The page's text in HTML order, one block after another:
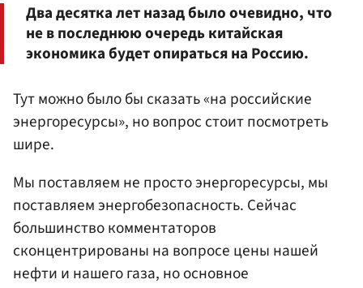
Два десятка лет назад было очевидно, что
не в последнюю очередь китайская
экономика будет опираться на Россию.
Тут можно было бы сказать «на российские
энергоресурсы», но вопрос стоит посмотреть
шире.
Мы поставляем не просто энергоресурсы, мы
поставляем энергобезопасность. Сейчас
большинство комментаторов
сконцентрированы на вопросе цены нашей
нефти и нашего газа, но основное